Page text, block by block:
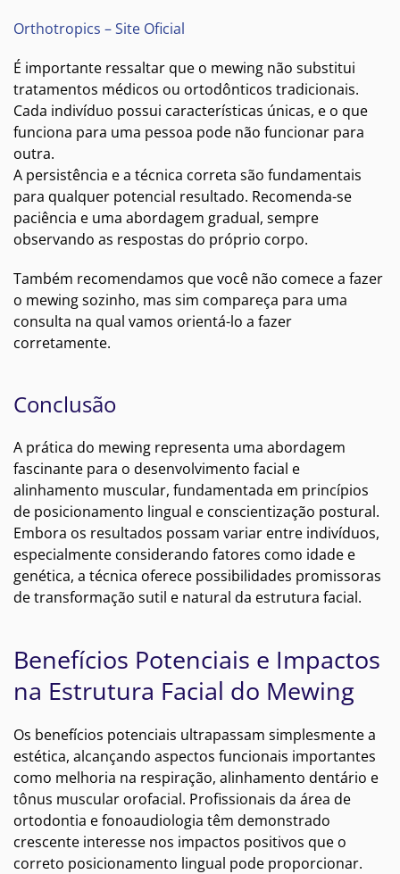
Orthotropics – Site Oficial
É importante ressaltar que o mewing não substitui
tratamentos médicos ou ortodônticos tradicionais.
Cada indivíduo possui características únicas, e o que
funciona para uma pessoa pode não funcionar para
outra.
A persistência e a técnica correta são fundamentais
para qualquer potencial resultado. Recomenda-se
paciência e uma abordagem gradual, sempre
observando as respostas do próprio corpo.
Também recomendamos que você não comece a fazer
o mewing sozinho, mas sim compareça para uma
consulta na qual vamos orientá-lo a fazer
corretamente.
Conclusão
A prática do mewing representa uma abordagem
fascinante para o desenvolvimento facial e
alinhamento muscular, fundamentada em princípios
de posicionamento lingual e conscientização postural.
Embora os resultados possam variar entre indivíduos,
especialmente considerando fatores como idade e
genética, a técnica oferece possibilidades promissoras
de transformação sutil e natural da estrutura facial.
Benefícios Potenciais e Impactos
na Estrutura Facial do Mewing
Os benefícios potenciais ultrapassam simplesmente a
estética, alcançando aspectos funcionais importantes
como melhoria na respiração, alinhamento dentário e
tônus muscular orofacial. Profissionais da área de
ortodontia e fonoaudiologia têm demonstrado
crescente interesse nos impactos positivos que o
correto posicionamento lingual pode proporcionar.